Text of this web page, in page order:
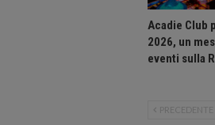
Acadie Club
2026, un
eventi sulla
PRECEDENTE